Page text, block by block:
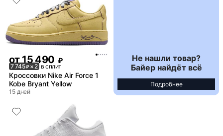
от15 490 ₽
7 745₽× 2 в сплит
Кроссовки Nike Air Force 1
Kobe Bryant Yellow
15 дней
Не нашли товар?
Байер найдёт всё
Подробнее